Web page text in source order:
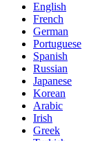
English
French
German
Portuguese
Spanish
Russian
Japanese
Korean
Arabic
Irish
Greek